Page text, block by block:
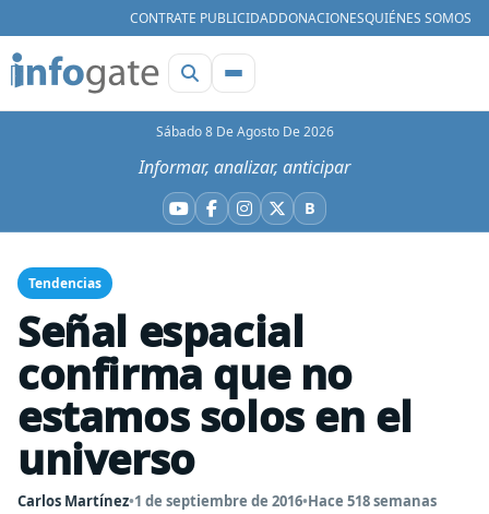
CONTRATE PUBLICIDADDONACIONESQUIÉNES SOMOS
Sábado 8 De Agosto De 2026
Informar, analizar, anticipar
YouTube
Facebook
Instagram
X BBluesky
Tendencias
Señal espacial
confirma que no
estamos solos en el
universo
Carlos Martínez•1 de septiembre de 2016•Hace 518 semanas